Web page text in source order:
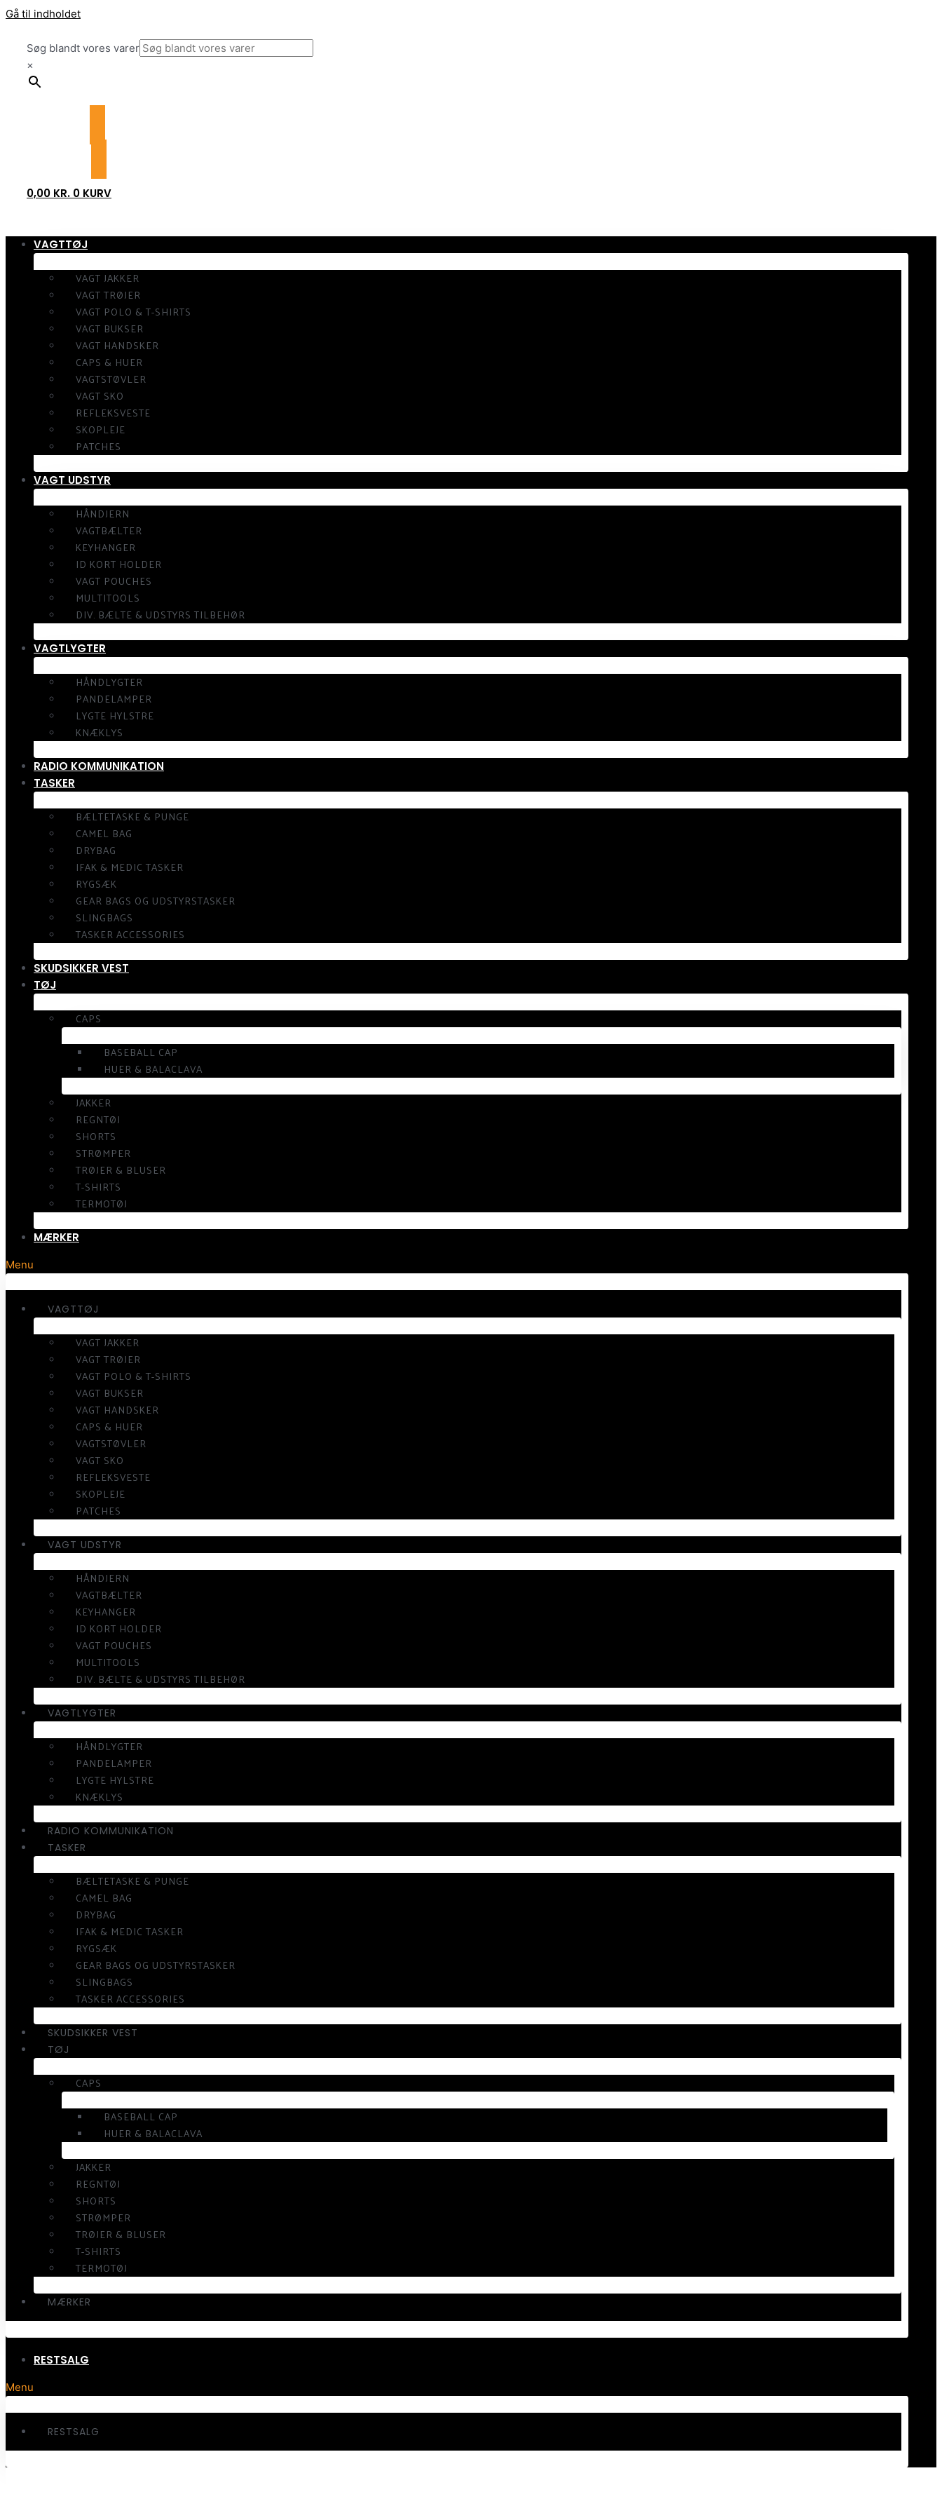
Gå til indholdet
Søg blandt vores varer
×
0,00 KR. 0 KURV
VAGTTØJ
VAGT JAKKER
VAGT TRØJER
VAGT POLO & T-SHIRTS
VAGT BUKSER
VAGT HANDSKER
CAPS & HUER
VAGTSTØVLER
VAGT SKO
REFLEKSVESTE
SKOPLEJE
PATCHES
VAGT UDSTYR
HÅNDJERN
VAGTBÆLTER
KEYHANGER
ID KORT HOLDER
VAGT POUCHES
MULTITOOLS
DIV. BÆLTE & UDSTYRS TILBEHØR
VAGTLYGTER
HÅNDLYGTER
PANDELAMPER
LYGTE HYLSTRE
KNÆKLYS
RADIO KOMMUNIKATION
TASKER
BÆLTETASKE & PUNGE
CAMEL BAG
DRYBAG
IFAK & MEDIC TASKER
RYGSÆK
GEAR BAGS OG UDSTYRSTASKER
SLINGBAGS
TASKER ACCESSORIES
SKUDSIKKER VEST
TØJ
CAPS
BASEBALL CAP
HUER & BALACLAVA
JAKKER
REGNTØJ
SHORTS
STRØMPER
TRØJER & BLUSER
T-SHIRTS
TERMOTØJ
MÆRKER
Menu
VAGTTØJ
VAGT JAKKER
VAGT TRØJER
VAGT POLO & T-SHIRTS
VAGT BUKSER
VAGT HANDSKER
CAPS & HUER
VAGTSTØVLER
VAGT SKO
REFLEKSVESTE
SKOPLEJE
PATCHES
VAGT UDSTYR
HÅNDJERN
VAGTBÆLTER
KEYHANGER
ID KORT HOLDER
VAGT POUCHES
MULTITOOLS
DIV. BÆLTE & UDSTYRS TILBEHØR
VAGTLYGTER
HÅNDLYGTER
PANDELAMPER
LYGTE HYLSTRE
KNÆKLYS
RADIO KOMMUNIKATION
TASKER
BÆLTETASKE & PUNGE
CAMEL BAG
DRYBAG
IFAK & MEDIC TASKER
RYGSÆK
GEAR BAGS OG UDSTYRSTASKER
SLINGBAGS
TASKER ACCESSORIES
SKUDSIKKER VEST
TØJ
CAPS
BASEBALL CAP
HUER & BALACLAVA
JAKKER
REGNTØJ
SHORTS
STRØMPER
TRØJER & BLUSER
T-SHIRTS
TERMOTØJ
MÆRKER
RESTSALG
Menu
RESTSALG